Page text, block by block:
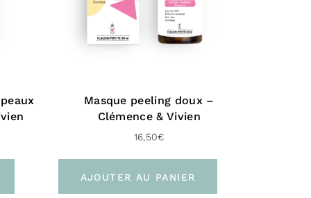
Masque peeling doux –
Clémence & Vivien
16,50€
AJOUTER AU PANIER